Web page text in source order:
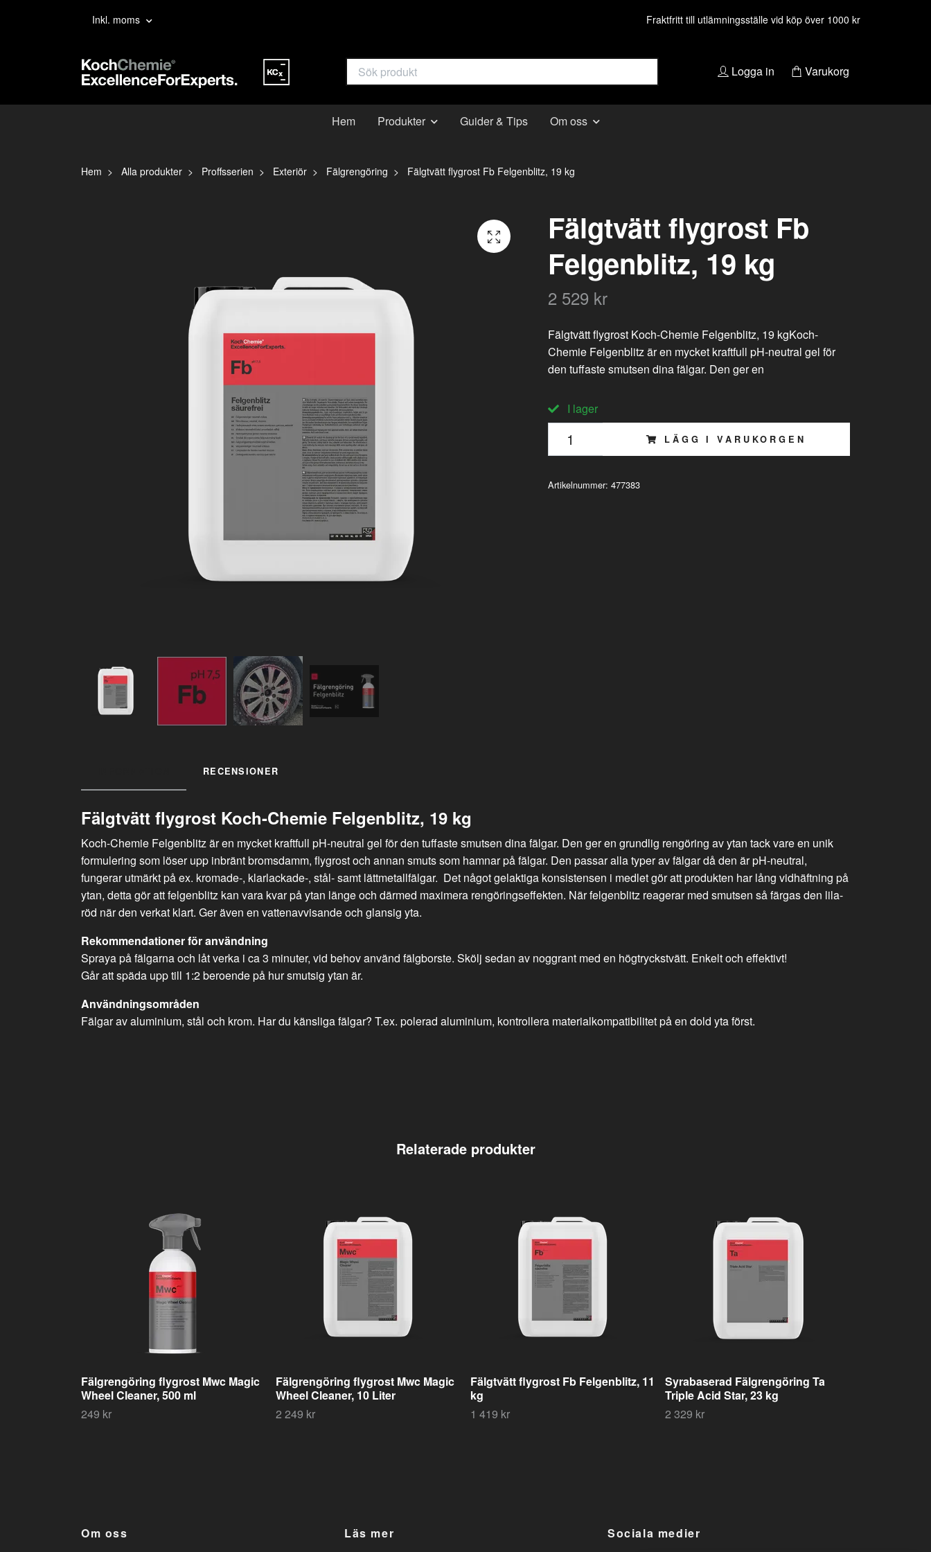
Inkl. moms Fraktfritt till utlämningsställe vid köp över 1000 kr
Logga in Varukorg
Hem Produkter Guider & Tips Om oss
Hem Alla produkter Proffsserien Exteriör Fälgrengöring Fälgtvätt flygrost Fb Felgenblitz, 19 kg
Fälgtvätt flygrost Fb
Felgenblitz, 19 kg
2 529 kr
Fälgtvätt flygrost Koch-Chemie Felgenblitz, 19 kgKoch-
Chemie Felgenblitz är en mycket kraftfull pH-neutral gel för
den tuffaste smutsen dina fälgar. Den ger en
I lager
LÄGG I VARUKORGEN
Artikelnummer: 477383
RECENSIONER
Fälgtvätt flygrost Koch-Chemie Felgenblitz, 19 kg
Koch-Chemie Felgenblitz är en mycket kraftfull pH-neutral gel för den tuffaste smutsen dina fälgar. Den ger en grundlig rengöring av ytan tack vare en unik
formulering som löser upp inbränt bromsdamm, flygrost och annan smuts som hamnar på fälgar. Den passar alla typer av fälgar då den är pH-neutral,
fungerar utmärkt på ex. kromade-, klarlackade-, stål- samt lättmetallfälgar. Det något gelaktiga konsistensen i medlet gör att produkten har lång vidhäftning på
ytan, detta gör att felgenblitz kan vara kvar på ytan länge och därmed maximera rengöringseffekten. När felgenblitz reagerar med smutsen så färgas den lila-
röd när den verkat klart. Ger även en vattenavvisande och glansig yta.
Rekommendationer för användning
Spraya på fälgarna och låt verka i ca 3 minuter, vid behov använd fälgborste. Skölj sedan av noggrant med en högtryckstvätt. Enkelt och effektivt!
Går att späda upp till 1:2 beroende på hur smutsig ytan är.
Användningsområden
Fälgar av aluminium, stål och krom. Har du känsliga fälgar? T.ex. polerad aluminium, kontrollera materialkompatibilitet på en dold yta först.
Fälgrengöring flygrost Mwc Magic
Wheel Cleaner, 500 ml
249 kr
Fälgrengöring flygrost Mwc Magic
Wheel Cleaner, 10 Liter
2 249 kr
Fälgtvätt flygrost Fb Felgenblitz, 11
kg
1 419 kr
Syrabaserad Fälgrengöring Ta
Triple Acid Star, 23 kg
2 329 kr
Om oss Läs mer Sociala medier